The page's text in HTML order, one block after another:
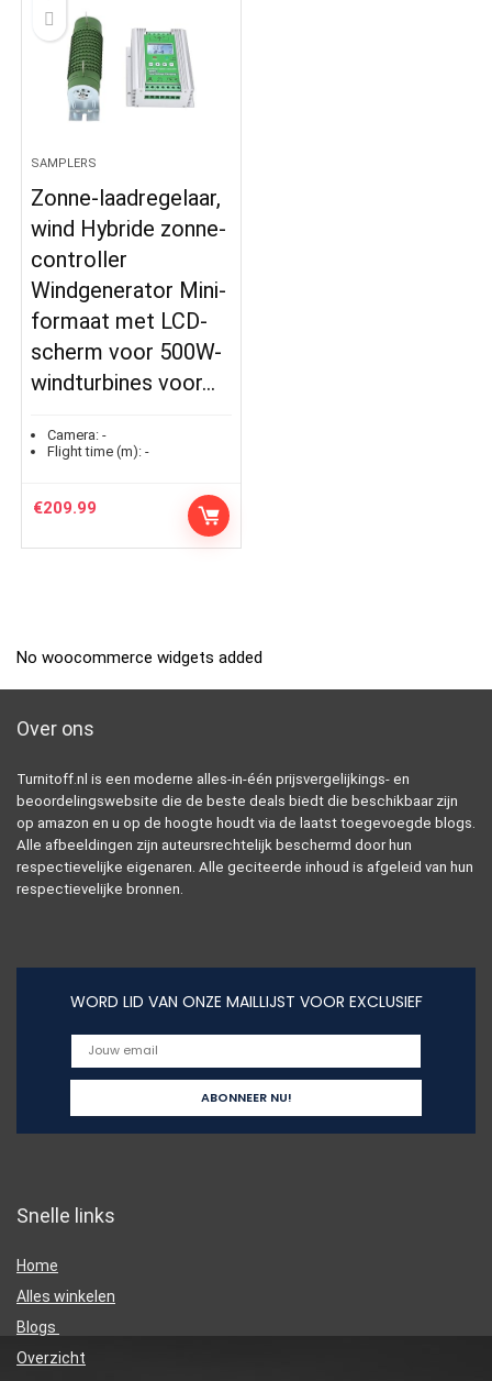
SAMPLERS
Zonne-laadregelaar,
wind Hybride zonne-
controller
Windgenerator Mini-
formaat met LCD-
scherm voor 500W-
windturbines voor…
Camera: -
Flight time (m): -
€209.99
No woocommerce widgets added
Over ons
Turnitoff.nl is een moderne alles-in-één prijsvergelijkings- en
beoordelingswebsite die de beste deals biedt die beschikbaar zijn
op amazon en u op de hoogte houdt via de laatst toegevoegde blogs.
Alle afbeeldingen zijn auteursrechtelijk beschermd door hun
respectievelijke eigenaren. Alle geciteerde inhoud is afgeleid van hun
respectievelijke bronnen.
WORD LID VAN ONZE MAILLIJST VOOR EXCLUSIEF
Snelle links
Home
Alles winkelen
Blogs
Overzicht